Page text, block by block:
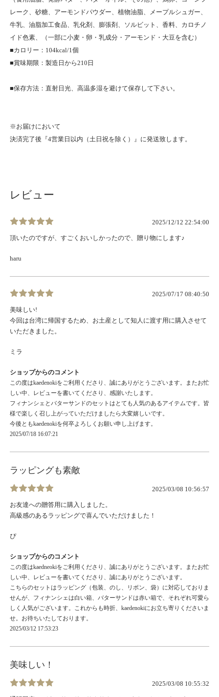
レーク、砂糖、アーモンドパウダー、植物油脂、メープルシュガー、
牛乳、油脂加工食品、乳化剤、膨張剤、ソルビット、香料、カロチノ
イド色素、（一部に小麦・卵・乳成分・アーモンド・大豆を含む）
■カロリー：104kcal/1個
■賞味期限：製造日から210日
■保存方法：直射日光、高温多湿を避けて保存して下さい。
※お届けにおいて
決済完了後『4営業日以内（土日祝を除く）』に発送致します。
レビュー
2025/12/12 22:54:00
頂いたのですが、すごくおいしかったので、贈り物にします♪
haru
2025/07/17 08:40:50
美味しい!
今回は台湾に帰国するため、お土産として知人に渡す用に購入させて
いただきました。
ミラ
ショップからのコメント
この度はkaedenokiをご利用くださり、誠にありがとうございます。またお忙
しい中、レビューを書いてくださり、感謝いたします。
フィナンシェとバターサンドのセットはとても人気のあるアイテムです。皆
様で楽しく召し上がっていただけましたら大変嬉しいです。
今後ともkaedenokiを何卒よろしくお願い申し上げます。
2025/07/18 16:07:21
ラッピングも素敵
2025/03/08 10:56:57
お友達への贈答用に購入しました。
高級感のあるラッピングで喜んでいただけました！
ぴ
ショップからのコメント
この度はkaedneokiをご利用くださり、誠にありがとうございます。またお忙
しい中、レビューを書いてくださり、誠にありがとうございます。
こちらのセットはラッピング（包装、のし、リボン、袋）に対応しておりま
せんが、フィナンシェは白い箱、バターサンドは赤い箱で、それぞれ可愛ら
しく人気がございます。これからも時折、kaedenokiにお立ち寄りくださいま
せ。お待ちいたしております。
2025/03/12 17:53:23
美味しい！
2025/03/08 10:55:32